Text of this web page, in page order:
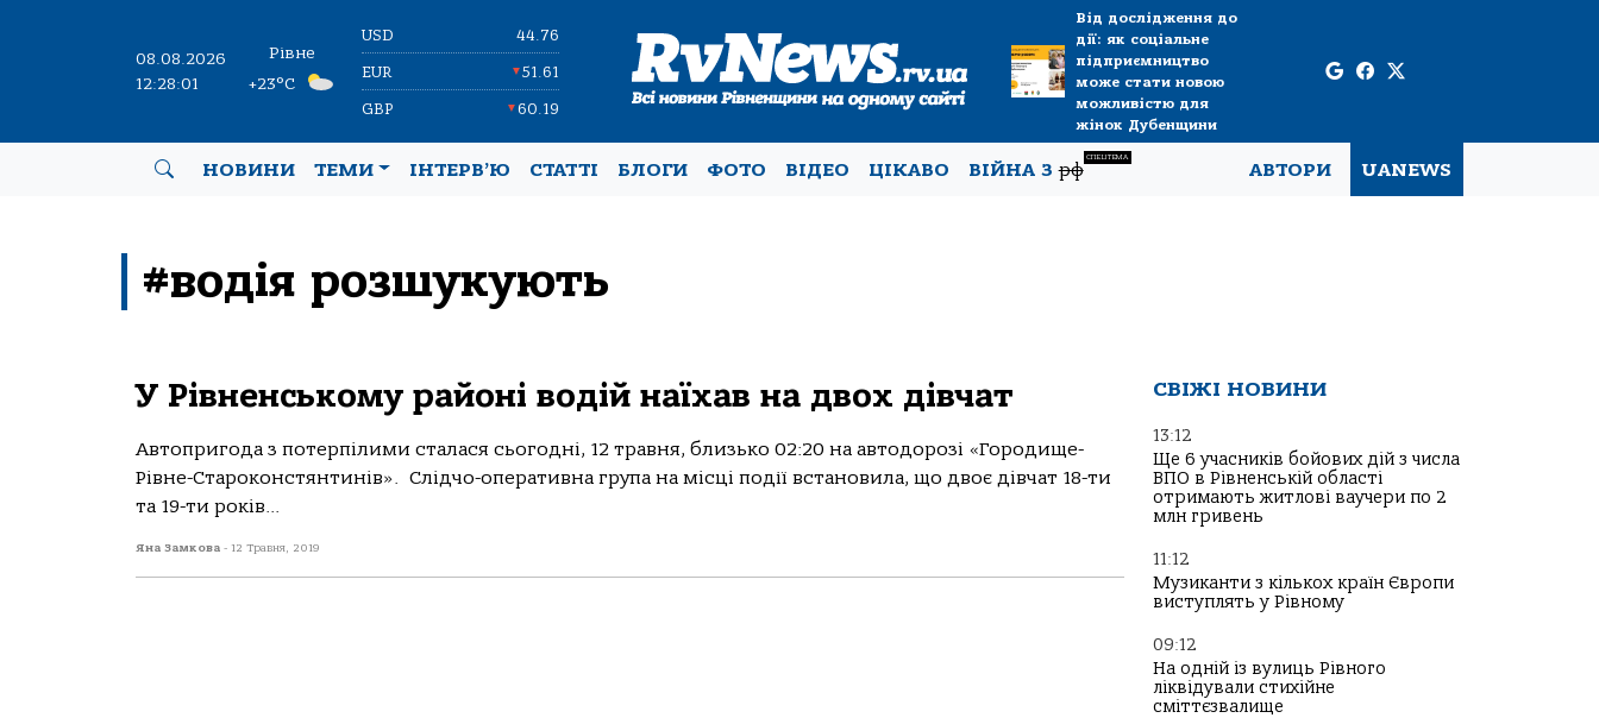
08.08.2026
12:28:01
Рівне
+23°C
USD 44.76
EUR ▼51.61
GBP ▼60.19
Від дослідження до
дії: як соціальне
підприємництво
може стати новою
можливістю для
жінок Дубенщини
НОВИНИ ТЕМИ ІНТЕРВ’Ю СТАТТІ БЛОГИ ФОТО ВІДЕО ЦІКАВО ВІЙНА Зрф
СПЕЦТЕМА
АВТОРИ UANEWS
#водія розшукують
У Рівненському районі водій наїхав на двох дівчат
Автопригода з потерпілими сталася сьогодні, 12 травня, близько 02:20 на автодорозі «Городище-
Рівне-Староконстянтинів». Слідчо-оперативна група на місці події встановила, що двоє дівчат 18-ти
та 19-ти років...
Яна Замкова - 12 Травня, 2019
СВІЖІ НОВИНИ
13:12
Ще 6 учасників бойових дій з числа
ВПО в Рівненській області
отримають житлові ваучери по 2
млн гривень
11:12
Музиканти з кількох країн Європи
виступлять у Рівному
09:12
На одній із вулиць Рівного
ліквідували стихійне
сміттєзвалище